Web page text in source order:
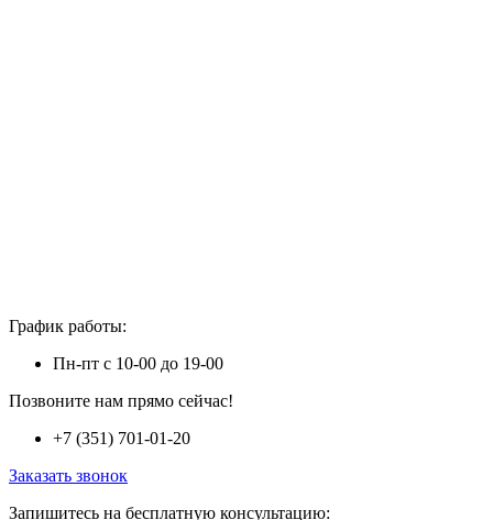
График работы:
Пн-пт с 10-00 до 19-00
Позвоните нам прямо сейчас!
+7 (351) 701-01-20
Заказать звонок
Запишитесь на бесплатную консультацию: